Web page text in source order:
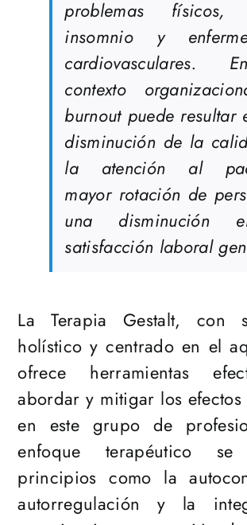
problemas físicos,
insomnio y
cardiovasculares.
contexto
burnout puede resultar
disminución de la
la atención al
mayor rotación de
una disminución
satisfacción laboral
La Terapia Gestalt, con
holístico y centrado en el
ofrece herramientas
abordar y mitigar los
en este grupo de
enfoque terapéutico
principios como la
autorregulación y la